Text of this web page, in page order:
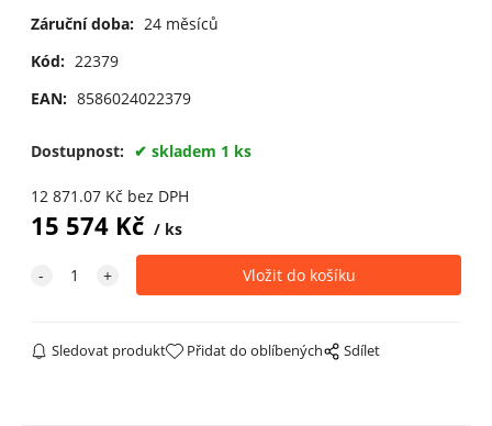
Záruční doba: 24 měsíců
Kód: 22379
EAN: 8586024022379
Dostupnost: skladem 1 ks
12 871.07Kč bez DPH
15 574Kč ks
Sledovat produkt Přidat do oblíbených Sdílet